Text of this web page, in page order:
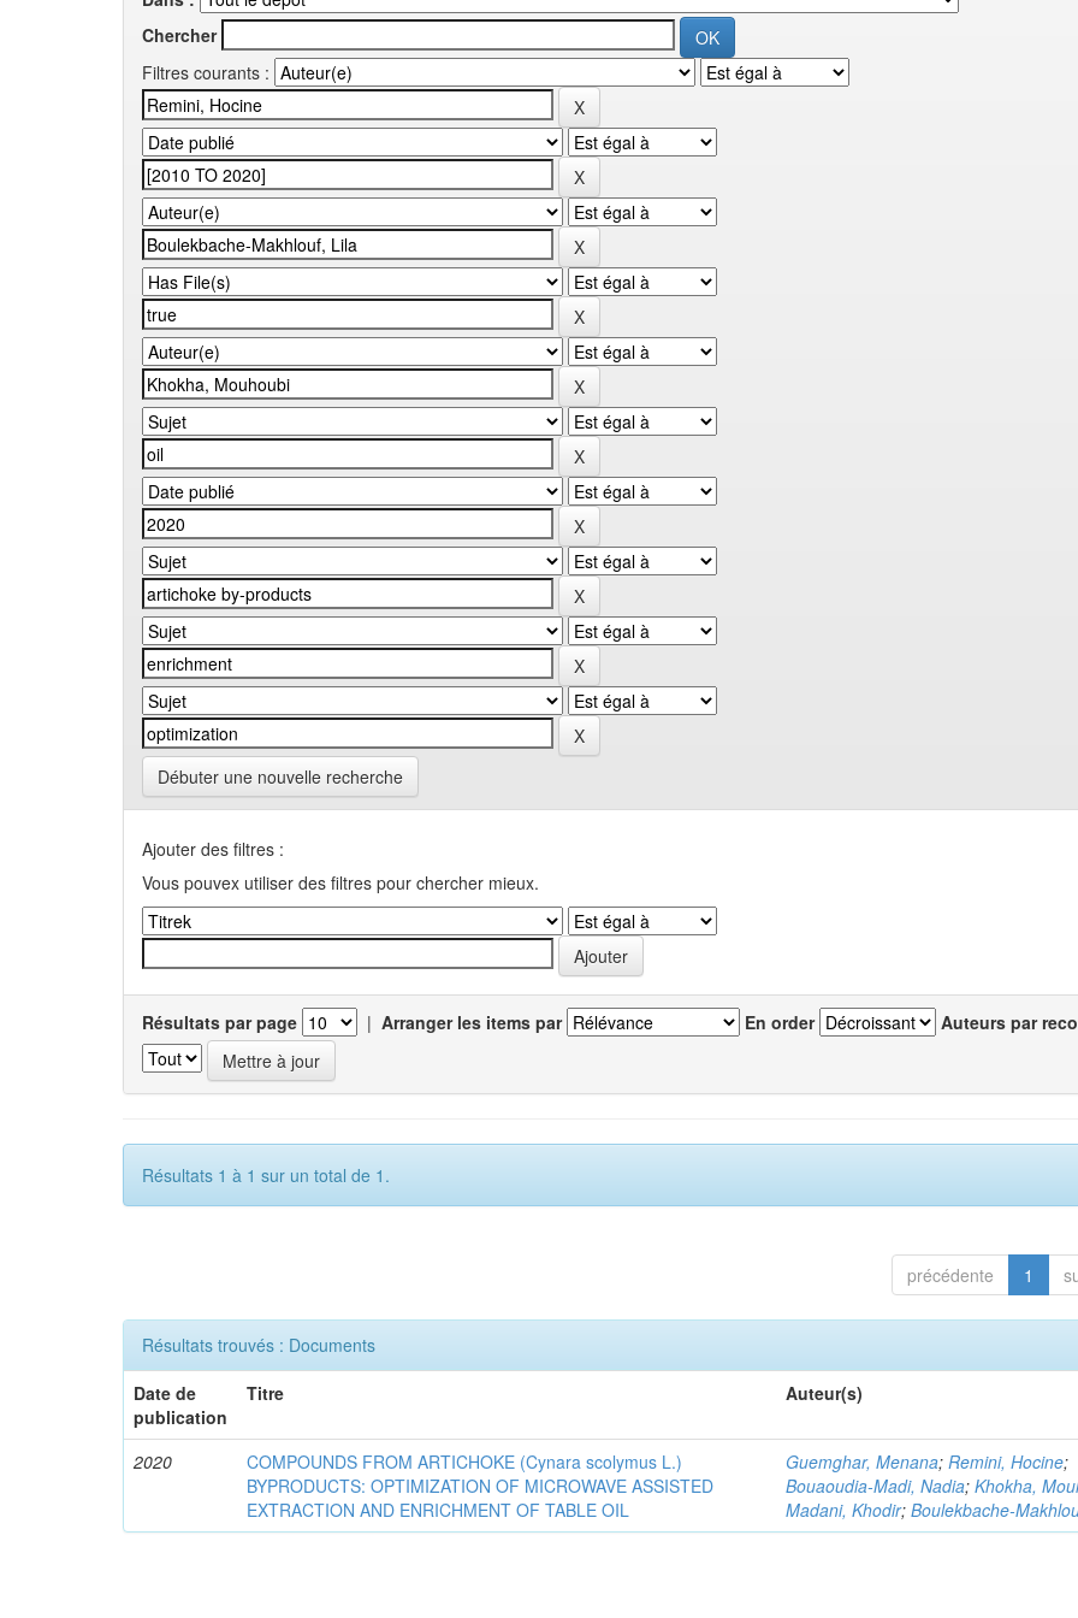
Chercher
Filtres courants :
Débuter une nouvelle recherche
Ajouter des filtres :
Vous pouvex utiliser des filtres pour chercher mieux.
Résultats par page | Arranger les items par En order Auteurs par
Résultats 1 à 1 sur un total de 1.
précédente 1
Résultats trouvés : Documents
Date de
publication
Titre Auteur(s)
2020
COMPOUNDS FROM ARTICHOKE (Cynara scolymus L.)
BYPRODUCTS: OPTIMIZATION OF MICROWAVE ASSISTED
EXTRACTION AND ENRICHMENT OF TABLE OIL
Guemghar, Menana;Remini, Hocine;
Bouaoudia-Madi, Nadia;Khokha,
Madani, Khodir;Boulekbache-